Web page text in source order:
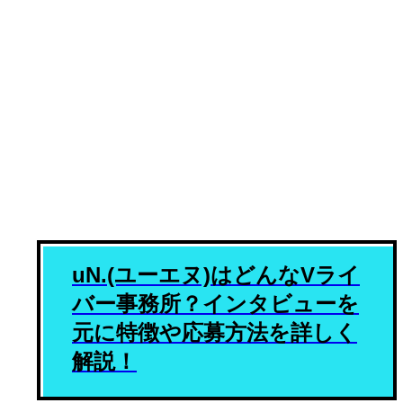
uN.(ユーエヌ)はどんなVライ
バー事務所？インタビューを
元に特徴や応募方法を詳しく
解説！